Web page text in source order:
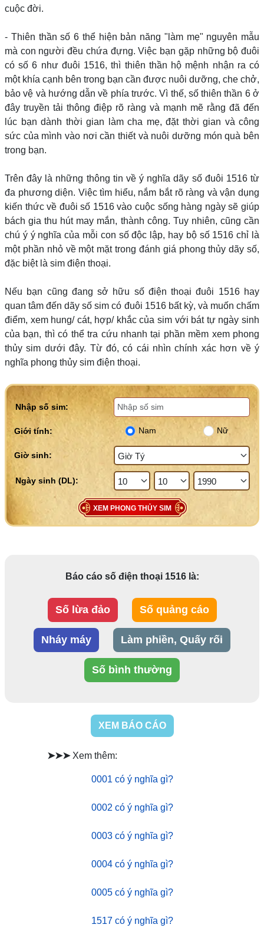
cuộc đời.
- Thiên thần số 6 thể hiện bản năng "làm mẹ" nguyên mẫu
mà con người đều chứa đựng. Việc bạn gặp những bộ đuôi
có số 6 như đuôi 1516, thì thiên thần hộ mệnh nhận ra có
một khía cạnh bên trong bạn cần được nuôi dưỡng, che chở,
bảo vệ và hướng dẫn về phía trước. Vì thế, số thiên thần 6 ở
đây truyền tải thông điệp rõ ràng và mạnh mẽ rằng đã đến
lúc bạn dành thời gian làm cha mẹ, đặt thời gian và công
sức của mình vào nơi cần thiết và nuôi dưỡng món quà bên
trong bạn.
Trên đây là những thông tin về ý nghĩa dãy số đuôi 1516 từ
đa phương diện. Việc tìm hiểu, nắm bắt rõ ràng và vận dụng
kiến thức về đuôi số 1516 vào cuộc sống hàng ngày sẽ giúp
bách gia thu hút may mắn, thành công. Tuy nhiên, cũng cần
chú ý ý nghĩa của mỗi con số độc lập, hay bộ số 1516 chỉ là
một phần nhỏ về một mặt trong đánh giá phong thủy dãy số,
đặc biệt là sim điện thoại.
Nếu bạn cũng đang sở hữu số điện thoại đuôi 1516 hay
quan tâm đến dãy số sim có đuôi 1516 bất kỳ, và muốn chấm
điểm, xem hung/ cát, hợp/ khắc của sim với bát tự ngày sinh
của bạn, thì có thể tra cứu nhanh tại phần mềm xem phong
thủy sim dưới đây. Từ đó, có cái nhìn chính xác hơn về ý
nghĩa phong thủy sim điện thoại.
Nhập số sim:
Giới tính: Nam Nữ
Giờ sinh:
XEM PHONG THỦY SIM
Báo cáo số điện thoại 1516 là:
Số lừa đảo Số quảng cáo
Nháy máy Làm phiền, Quấy rối
Số bình thường
XEM BÁO CÁO
➤➤➤ Xem thêm:
0001 có ý nghĩa gì?
0002 có ý nghĩa gì?
0003 có ý nghĩa gì?
0004 có ý nghĩa gì?
0005 có ý nghĩa gì?
1517 có ý nghĩa gì?